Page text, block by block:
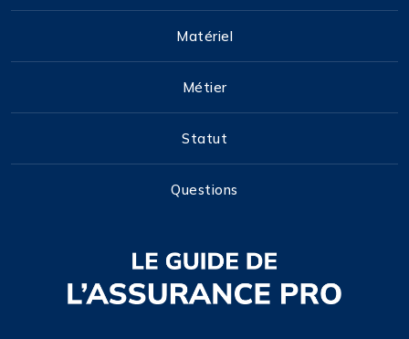
Matériel
Métier
Statut
Questions